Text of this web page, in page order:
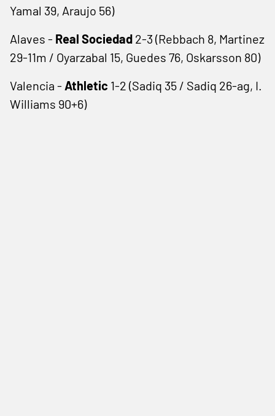
Yamal 39, Araujo 56)
Alaves - Real Sociedad 2-3 (Rebbach 8, Martinez
29-11m / Oyarzabal 15, Guedes 76, Oskarsson 80)
Valencia - Athletic 1-2 (Sadiq 35 / Sadiq 26-ag, I.
Williams 90+6)